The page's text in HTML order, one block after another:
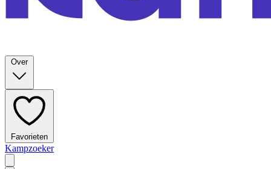
Over
Favorieten
Kampzoeker